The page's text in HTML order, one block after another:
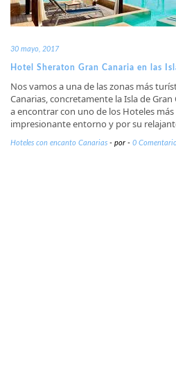
30 mayo, 2017
Hotel Sheraton Gran Canaria en las
Nos vamos a una de las zonas más
Canarias, concretamente la Isla de
a encontrar con uno de los Hoteles
impresionante entorno y por su
Hoteles con encanto Canarias - por - 0